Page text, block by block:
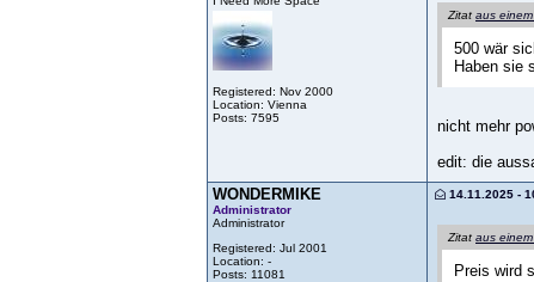
Registered: Nov 2000
Location: Vienna
Posts: 7595
Zitat aus
500 wär
Haben sie
nicht mehr
edit: die
WONDERMIKE
Administrator
Administrator
Registered: Jul 2001
Location: -
Posts: 11081
14.11.2025 -
Zitat aus
Preis wird